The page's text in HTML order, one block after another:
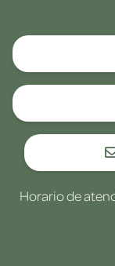
Horario de